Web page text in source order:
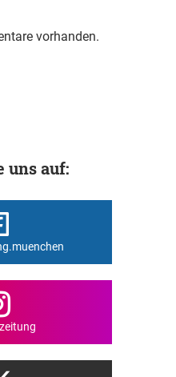
vorhanden.
uns auf: